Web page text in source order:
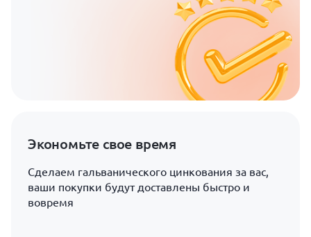
Экономьте свое время
Сделаем гальванического цинкования за вас,
ваши покупки будут доставлены быстро и
вовремя